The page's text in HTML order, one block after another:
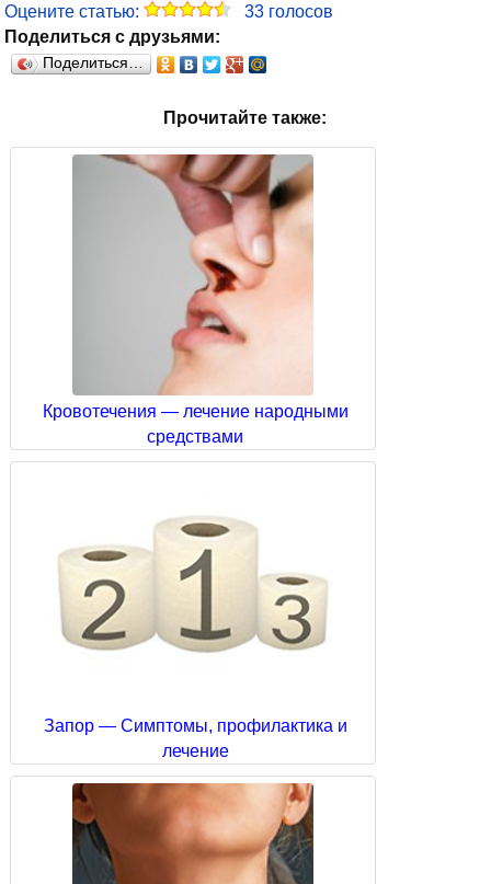
Оцените статью: 33 голосов
Поделиться с друзьями:
Поделиться…
Прочитайте также:
Кровотечения — лечение народными
средствами
Запор — Симптомы, профилактика и
лечение